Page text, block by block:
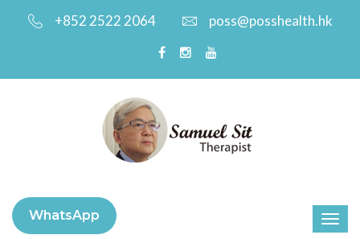
+852 2522 2064 poss@posshealth.hk
WhatsApp